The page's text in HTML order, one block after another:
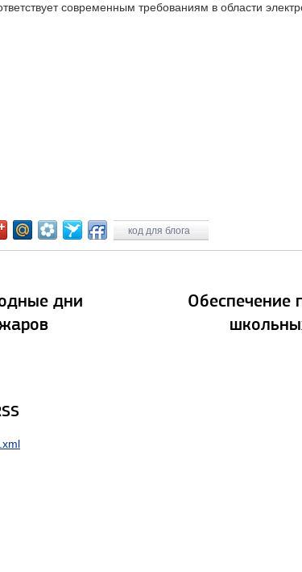
современным требованиям в области
код для блога
дни
Обеспечение